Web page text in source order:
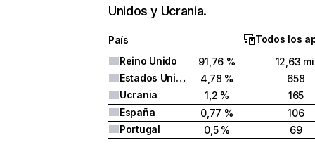
Unidos y Ucrania.
País
Todos los
Reino Unido
91,76 %
12,63
Estados Unidos
4,78 %
658
Ucrania
1,2 %
165
España
0,77 %
106
Portugal
0,5 % 69